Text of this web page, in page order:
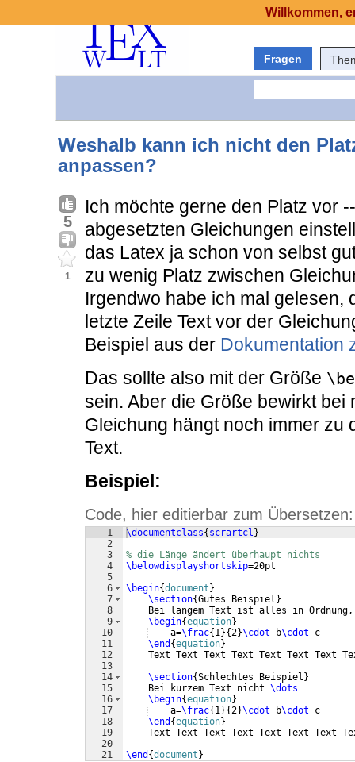
Fragen
Weshalb kann ich nicht den
anpassen?
5
1
Ich möchte gerne den Platz vor
abgesetzten Gleichungen
das Latex ja schon von selbst
zu wenig Platz zwischen
Irgendwo habe ich mal gelesen,
letzte Zeile Text vor der
Beispiel aus der Dokumentation
Das sollte also mit der Größe
sein. Aber die Größe bewirkt bei
Gleichung hängt noch immer zu
Text.
Beispiel:
Code, hier editierbar zum Übersetzen:
1
2
3
4
5
6
7
8
9
10
11
12
13
14
15
16
17
18
19
20
21
\documentclass{ scrartcl }
% die Länge ändert überhaupt nichts
\belowdisplayshortskip=20pt
\begin{document }
\section{Gutes Beispiel }
Bei langem Text ist alles in
\begin{equation}
    a=
\frac{ 1}{2}\cdot b\cdot c
\end {equation}
Text Text Text Text Text Text Text
\section{Schlechtes Beispiel }
    Bei kurzem Text nicht
\dots
\begin{equation}
    a=
\frac{ 1}{2}\cdot b\cdot c
\end {equation}
Text Text Text Text Text Text Text
\end {document }
Willkommen,